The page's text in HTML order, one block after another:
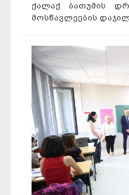
ქალაქ ბათუმის
მოსწავლეების